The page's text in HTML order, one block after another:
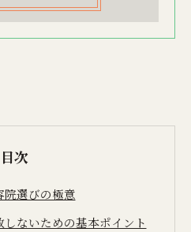
目次
選びの極意
ないための基本ポイント